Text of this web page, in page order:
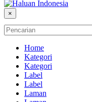
×
Home
Kategori
Kategori
Label
Label
Laman